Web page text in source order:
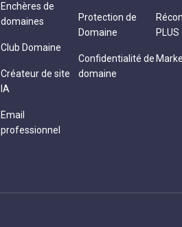
Enchères de
domaines
Club Domaine
Créateur de site
IA
Email
professionnel
Protection de
Domaine
Confidentialité de
domaine
PLUS